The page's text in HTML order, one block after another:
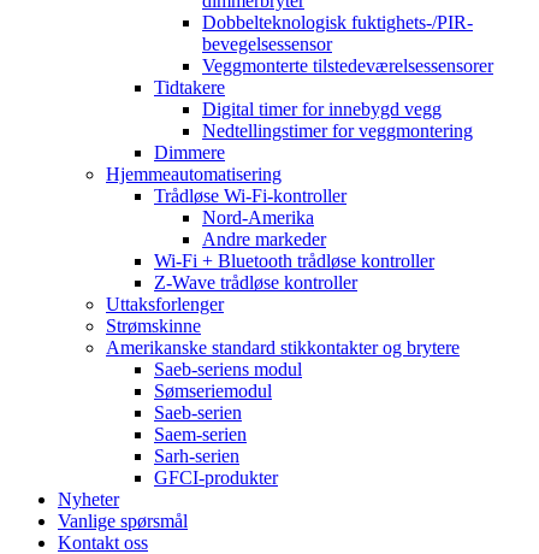
Dobbelteknologisk fuktighets-/PIR-
bevegelsessensor
Veggmonterte tilstedeværelsessensorer
Tidtakere
Digital timer for innebygd vegg
Nedtellingstimer for veggmontering
Dimmere
Hjemmeautomatisering
Trådløse Wi-Fi-kontroller
Nord-Amerika
Andre markeder
Wi-Fi + Bluetooth trådløse kontroller
Z-Wave trådløse kontroller
Uttaksforlenger
Strømskinne
Amerikanske standard stikkontakter og brytere
Saeb-seriens modul
Sømseriemodul
Saeb-serien
Saem-serien
Sarh-serien
GFCI-produkter
Nyheter
Vanlige spørsmål
Kontakt oss